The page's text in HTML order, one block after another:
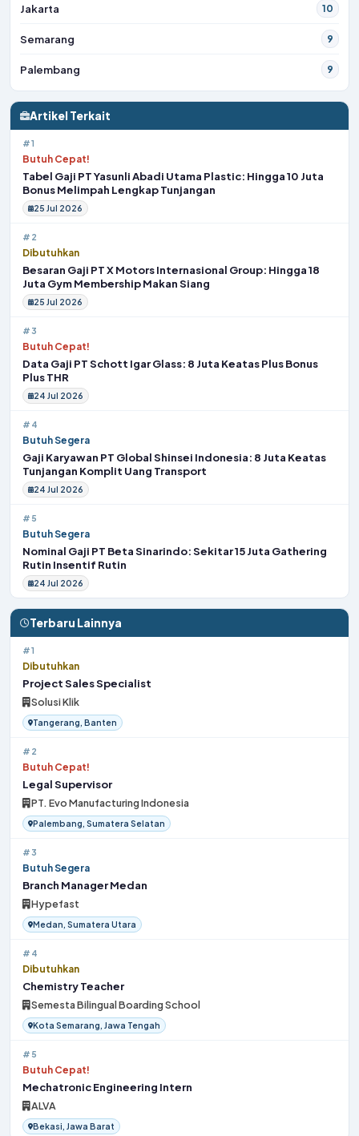
Jakarta 10
Semarang 9
Palembang 9
Artikel Terkait
#1
Butuh Cepat!
Tabel Gaji PT Yasunli Abadi Utama Plastic: Hingga 10 Juta
Bonus Melimpah Lengkap Tunjangan
25 Jul 2026
#2
Dibutuhkan
Besaran Gaji PT X Motors Internasional Group: Hingga 18
Juta Gym Membership Makan Siang
25 Jul 2026
#3
Butuh Cepat!
Data Gaji PT Schott Igar Glass: 8 Juta Keatas Plus Bonus
Plus THR
24 Jul 2026
#4
Butuh Segera
Gaji Karyawan PT Global Shinsei Indonesia: 8 Juta Keatas
Tunjangan Komplit Uang Transport
24 Jul 2026
#5
Butuh Segera
Nominal Gaji PT Beta Sinarindo: Sekitar 15 Juta Gathering
Rutin Insentif Rutin
24 Jul 2026
Terbaru Lainnya
#1
Dibutuhkan
Project Sales Specialist
Solusi Klik
Tangerang, Banten
#2
Butuh Cepat!
Legal Supervisor
PT. Evo Manufacturing Indonesia
Palembang, Sumatera Selatan
#3
Butuh Segera
Branch Manager Medan
Hypefast
Medan, Sumatera Utara
#4
Dibutuhkan
Chemistry Teacher
Semesta Bilingual Boarding School
Kota Semarang, Jawa Tengah
#5
Butuh Cepat!
Mechatronic Engineering Intern
ALVA
Bekasi, Jawa Barat